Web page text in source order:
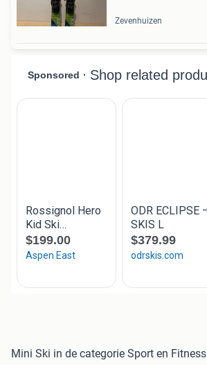
Zevenhuizen
Mini Ski in de categorie Sport en Fitness